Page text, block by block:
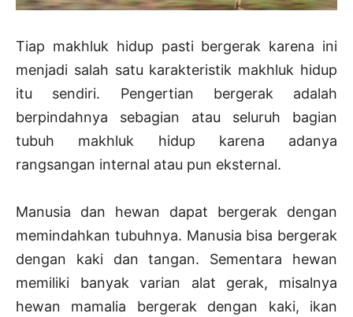
Tiap makhluk hidup pasti bergerak karena ini
menjadi salah satu karakteristik makhluk hidup
itu sendiri. Pengertian bergerak adalah
berpindahnya sebagian atau seluruh bagian
tubuh makhluk hidup karena adanya
rangsangan internal atau pun eksternal.
Manusia dan hewan dapat bergerak dengan
memindahkan tubuhnya. Manusia bisa bergerak
dengan kaki dan tangan. Sementara hewan
memiliki banyak varian alat gerak, misalnya
hewan mamalia bergerak dengan kaki, ikan